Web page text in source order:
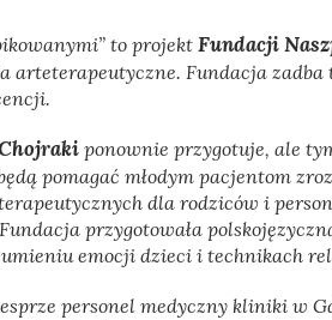
to projekt Fundacji
arteterapeutyczne. Fundacja
ponownie przygotuje, ale
pomagać młodym pacjentom
dla rodziców i
przygotowała
emocji dzieci i technikach
personel medyczny kliniki w